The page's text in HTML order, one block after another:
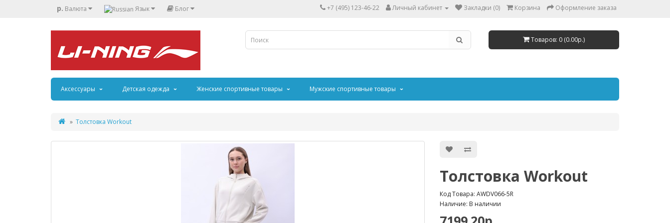
р. Валюта Язык Блог +7 (495) 123-46-22 Личный кабинет Закладки (0) Корзина Оформление заказа
Товаров: 0 (0.00р.)
Аксессуары Детская одежда Женские спортивные товары Мужские спортивные товары
Толстовка Workout
Толстовка Workout
Код Товара: AWDV066-5R
Наличие: В наличии